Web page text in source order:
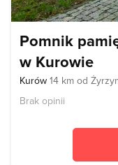
Pomnik
w Kurowie
Kurów 14 km od
Brak opinii